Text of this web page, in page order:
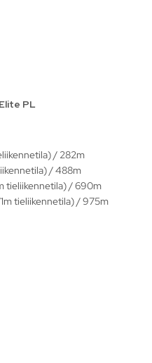
PL
/ 282m
/ 488m
tieliikennetila) / 690m
tieliikennetila) / 975m